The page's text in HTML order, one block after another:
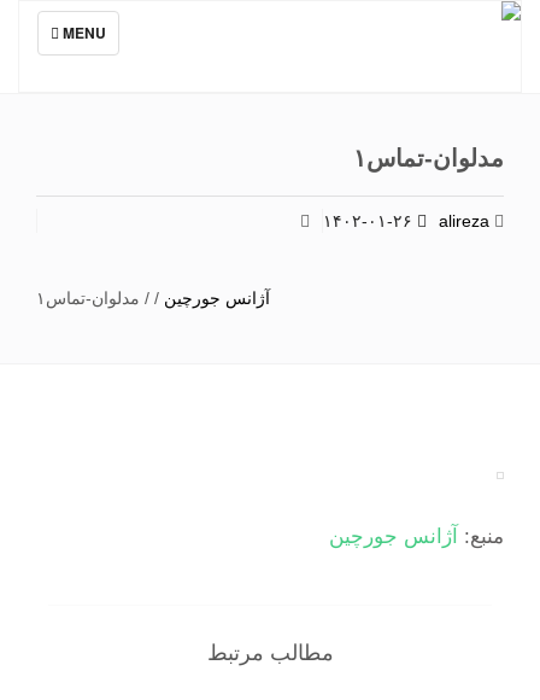
TOGGLE
NAVIGATION
MENU
مدلوان-تماس۱
alireza
آژانس جورچین/
/مدلوان-تماس۱
منبع:آژانس جورچین
مطالب مرتبط